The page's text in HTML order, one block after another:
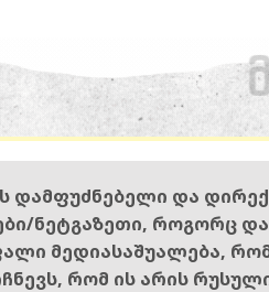
დამფუძნებელი და
ნეტგაზეთი, როგორც
მედიასაშუალება,
რომ ის არის